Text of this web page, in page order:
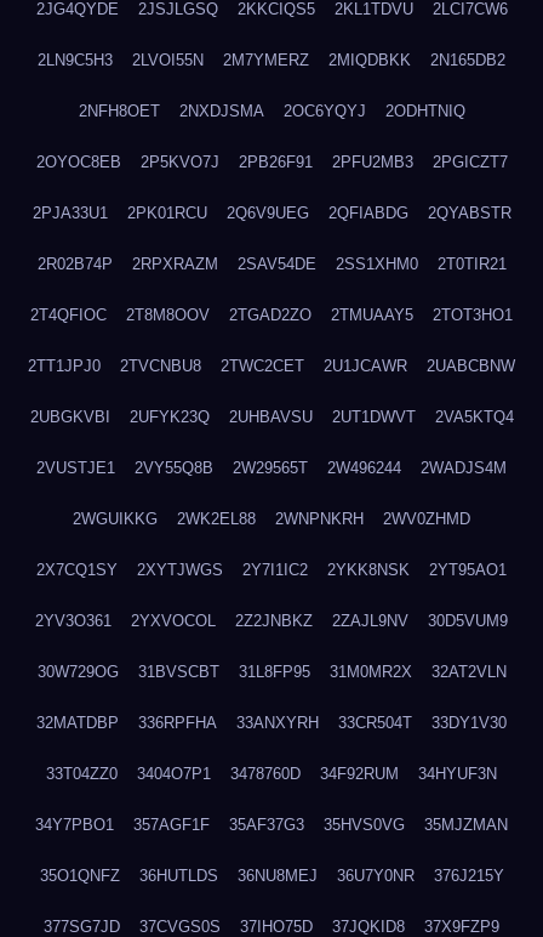
2JG4QYDE 2JSJLGSQ 2KKCIQS5 2KL1TDVU 2LCI7CW6
2LN9C5H3 2LVOI55N 2M7YMERZ 2MIQDBKK 2N165DB2
2NFH8OET 2NXDJSMA 2OC6YQYJ 2ODHTNIQ
2OYOC8EB 2P5KVO7J 2PB26F91 2PFU2MB3 2PGICZT7
2PJA33U1 2PK01RCU 2Q6V9UEG 2QFIABDG 2QYABSTR
2R02B74P 2RPXRAZM 2SAV54DE 2SS1XHM0 2T0TIR21
2T4QFIOC 2T8M8OOV 2TGAD2ZO 2TMUAAY5 2TOT3HO1
2TT1JPJ0 2TVCNBU8 2TWC2CET 2U1JCAWR 2UABCBNW
2UBGKVBI 2UFYK23Q 2UHBAVSU 2UT1DWVT 2VA5KTQ4
2VUSTJE1 2VY55Q8B 2W29565T 2W496244 2WADJS4M
2WGUIKKG 2WK2EL88 2WNPNKRH 2WV0ZHMD
2X7CQ1SY 2XYTJWGS 2Y7I1IC2 2YKK8NSK 2YT95AO1
2YV3O361 2YXVOCOL 2Z2JNBKZ 2ZAJL9NV 30D5VUM9
30W729OG 31BVSCBT 31L8FP95 31M0MR2X 32AT2VLN
32MATDBP 336RPFHA 33ANXYRH 33CR504T 33DY1V30
33T04ZZ0 3404O7P1 3478760D 34F92RUM 34HYUF3N
34Y7PBO1 357AGF1F 35AF37G3 35HVS0VG 35MJZMAN
35O1QNFZ 36HUTLDS 36NU8MEJ 36U7Y0NR 376J215Y
377SG7JD 37CVGS0S 37IHO75D 37JQKID8 37X9FZP9